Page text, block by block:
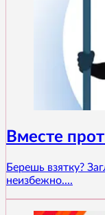
Вместе
Берешь взятку?
неизбежно....